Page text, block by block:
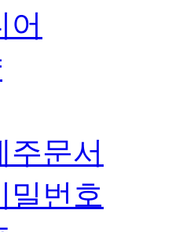
어
주문서
밀번호